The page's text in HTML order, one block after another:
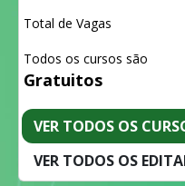
Total de Vagas
Todos os cursos são
Gratuitos
VER TODOS OS
VER TODOS OS